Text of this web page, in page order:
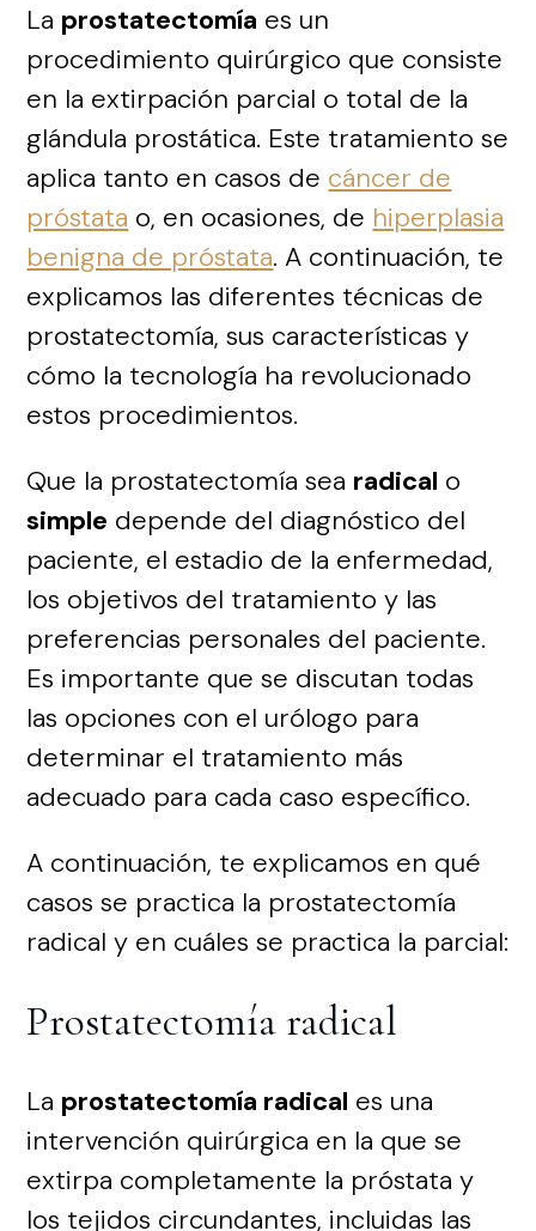
La prostatectomía es un
procedimiento quirúrgico que consiste
en la extirpación parcial o total de la
glándula prostática. Este tratamiento se
aplica tanto en casos de cáncer de
próstata o, en ocasiones, de hiperplasia
benigna de próstata. A continuación, te
explicamos las diferentes técnicas de
prostatectomía, sus características y
cómo la tecnología ha revolucionado
estos procedimientos.
Que la prostatectomía sea radical o
simple depende del diagnóstico del
paciente, el estadio de la enfermedad,
los objetivos del tratamiento y las
preferencias personales del paciente.
Es importante que se discutan todas
las opciones con el urólogo para
determinar el tratamiento más
adecuado para cada caso específico.
A continuación, te explicamos en qué
casos se practica la prostatectomía
radical y en cuáles se practica la parcial:
Prostatectomía radical
La prostatectomía radical es una
intervención quirúrgica en la que se
extirpa completamente la próstata y
los tejidos circundantes, incluidas las